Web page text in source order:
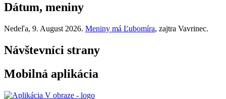
Dátum, meniny
Nedeľa, 9. August 2026. Meniny má Ľubomíra, zajtra Vavrinec.
Návštevníci strany
Mobilná aplikácia